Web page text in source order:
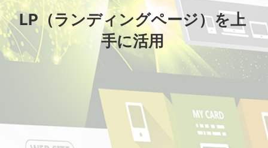
LP（ランディングページ）を上
手に活用